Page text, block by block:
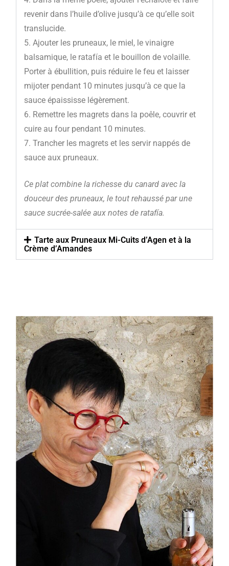
revenir dans l’huile d’olive jusqu’à ce qu’elle soit
translucide.
Ajouter les pruneaux, le miel, le vinaigre
balsamique, le ratafía et le bouillon de volaille.
Porter à ébullition, puis réduire le feu et laisser
mijoter pendant 10 minutes jusqu’à ce que la
sauce épaississe légèrement.
Remettre les magrets dans la poêle, couvrir et
cuire au four pendant 10 minutes.
Trancher les magrets et les servir nappés de
sauce aux pruneaux.
Ce plat combine la richesse du canard avec la
douceur des pruneaux, le tout rehaussé par une
sauce sucrée-salée aux notes de ratafía.
Tarte aux Pruneaux Mi-Cuits d’Agen et à la
Crème d’Amandes